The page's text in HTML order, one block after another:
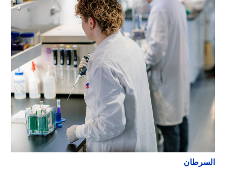
السرطان